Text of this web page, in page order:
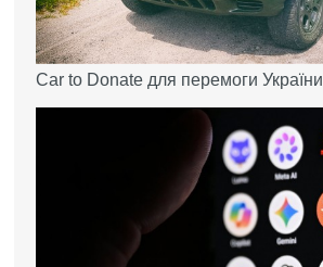
Car to Donate для перемоги України